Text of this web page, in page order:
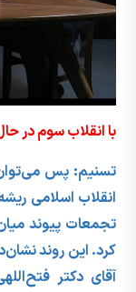
با انقلاب سوم در
تسنیم: پس می‌توان
انقلاب اسلامی
تجمعات پیوند
کرد. این روند
آقای دکتر